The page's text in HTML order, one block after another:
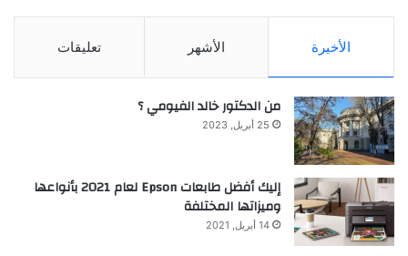
الأخيرة الأشهر تعليقات
من الدكتور خالد الفيومي ؟
25 أبريل, 2023
إليك أفضل طابعات Epson لعام 2021 بأنواعها
وميزاتها المختلفة
14 أبريل, 2021